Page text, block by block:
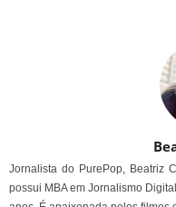
Jornalista do PurePop, Beatriz
possui MBA em Jornalismo